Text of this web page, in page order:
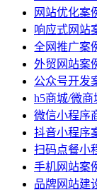
网站优化案
响应式网站
全网推广案
外贸网站案
公众号开发
h5商城/微商
微信小程序
抖音小程序
扫码点餐小
手机网站案
品牌网站建